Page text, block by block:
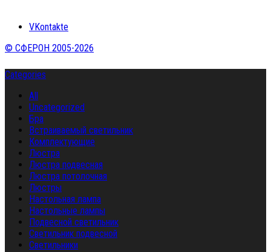
VKontakte
© СФЕРОН 2005-2026
Categories
All
Uncategorized
Бра
Встраиваемый светильник
Комплектующие
Люстра
Люстра подвесная
Люстра потолочная
Люстры
Настольная лампа
Настольные лампы
Подвесной светильник
Светильник подвесной
Светильники